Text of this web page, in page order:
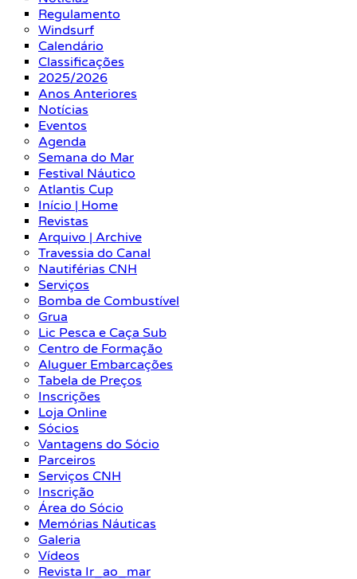
Regulamento
Windsurf
Calendário
Classificações
2025/2026
Anos Anteriores
Notícias
Eventos
Agenda
Semana do Mar
Festival Náutico
Atlantis Cup
Início | Home
Revistas
Arquivo | Archive
Travessia do Canal
Nautiférias CNH
Serviços
Bomba de Combustível
Grua
Lic Pesca e Caça Sub
Centro de Formação
Aluguer Embarcações
Tabela de Preços
Inscrições
Loja Online
Sócios
Vantagens do Sócio
Parceiros
Serviços CNH
Inscrição
Área do Sócio
Memórias Náuticas
Galeria
Vídeos
Revista Ir_ao_mar